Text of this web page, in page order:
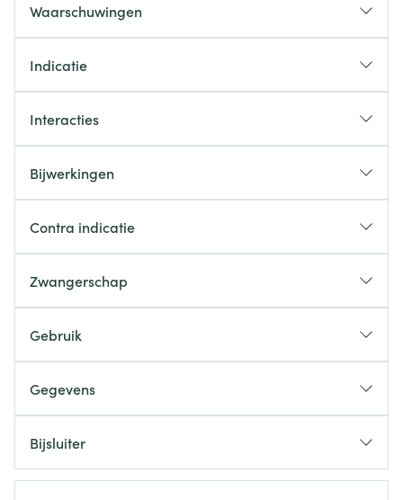
Waarschuwingen
Indicatie
Interacties
Bijwerkingen
Contra indicatie
Zwangerschap
Gebruik
Gegevens
Organisaties Arega Pharma NV, Teva Belgium
Bijsluiter
Nederlands
Duits Frans